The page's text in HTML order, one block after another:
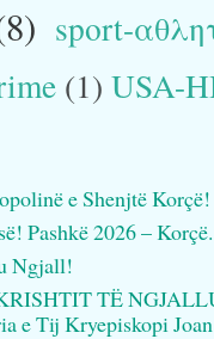
sport-
(1) USA-
e Shenjtë Korçë!
Pashkë 2026 – Korçë.
Ngjall!
TË
e Tij Kryepiskopi